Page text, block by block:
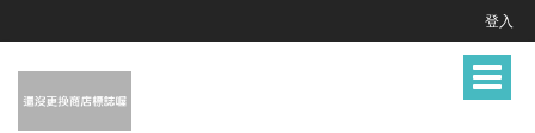
登入
Toggle